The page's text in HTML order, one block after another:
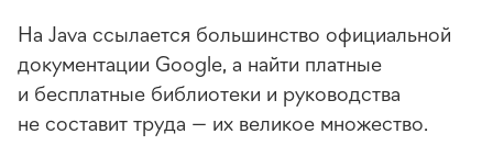
На Java ссылается большинство официальной
документации Google, а найти платные
и бесплатные библиотеки и руководства
не составит труда — их великое множество.